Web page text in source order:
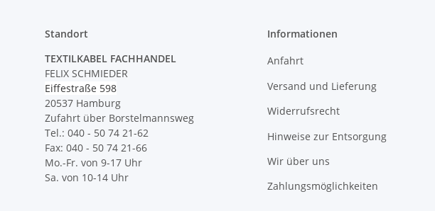
Standort
TEXTILKABEL FACHHANDEL
FELIX SCHMIEDER
Eiffestraße 598
20537 Hamburg
Zufahrt über Borstelmannsweg
Tel.: 040 - 50 74 21-62
Fax: 040 - 50 74 21-66
Mo.-Fr. von 9-17 Uhr
Sa. von 10-14 Uhr
Informationen
Anfahrt
Versand und Lieferung
Widerrufsrecht
Hinweise zur Entsorgung
Wir über uns
Zahlungsmöglichkeiten